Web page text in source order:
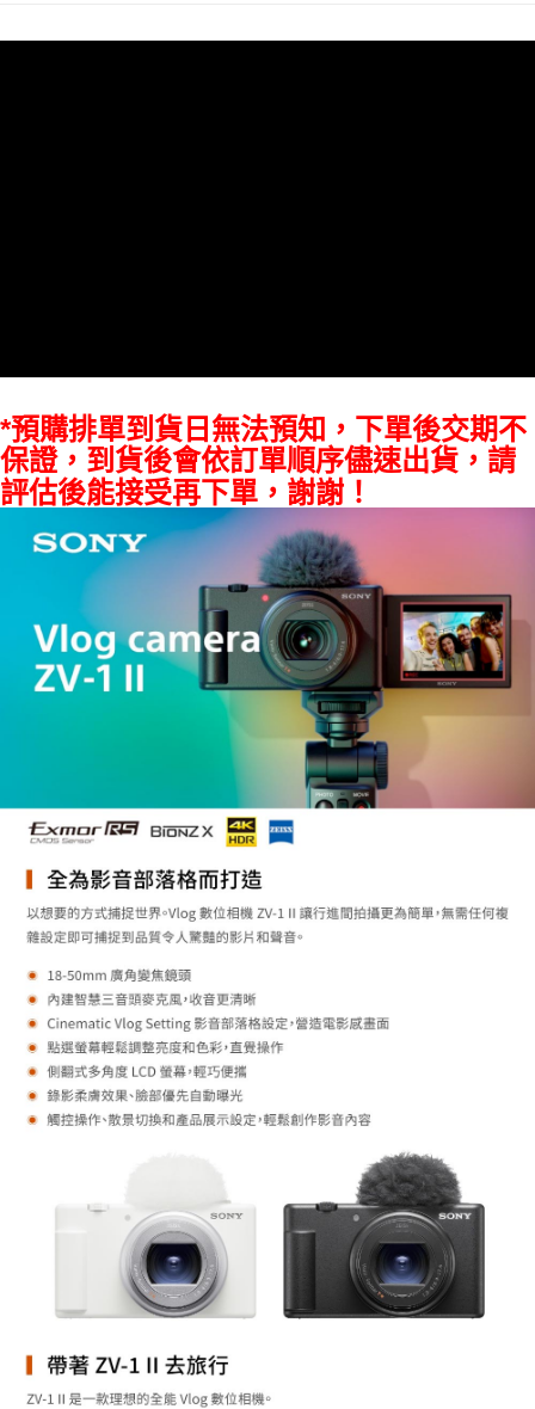
易，需依本服務之必要範圍內提供個人資料，並將交易相關給付款項請求債
２．關於個人資料處理事宜，請瀏覽以下網址：
https://aftee.tw/terms/#terms3
３．未成年的使用者請事先徵得法定代理人或監護人之同意方可使用
「AFTEE先享後付」，若未經同意申辦者引起之損失，本公司不負相關責
任。
４．使用「AFTEE先享後付」時，將依據個別帳號之用戶狀況，依本公司即
時審查核予不同之上限額度；若仍有額度不足之情形，本公司將視審查結果
請求用戶進行身份認證。
５．嚴禁一人註冊多個帳號或使用他人資訊註冊。若發現惡意使用之情形，
恩沛科技股份有限公司將有權停止該用戶之使用額度並採取法律行動。
*預購排單到貨日無法預知，下單後交期不
保證，到貨後會依訂單順序儘速出貨，請
評估後能接受再下單，謝謝！